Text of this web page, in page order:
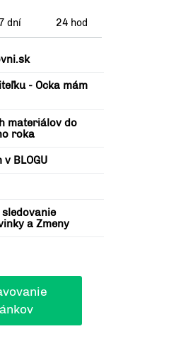
7 dní 24 hod
- Ocka mám
materiálov do
roka
BLOGU
a Zmeny